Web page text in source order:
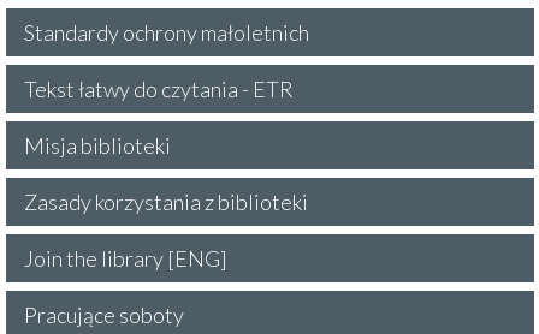
Standardy ochrony małoletnich
Tekst łatwy do czytania - ETR
Misja biblioteki
Zasady korzystania z biblioteki
Join the library [ENG]
Pracujące soboty